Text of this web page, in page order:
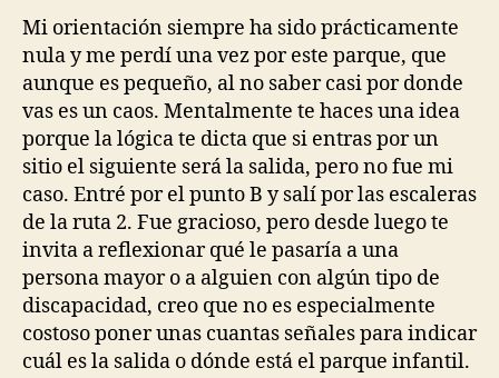
Mi orientación siempre ha sido prácticamente
nula y me perdí una vez por este parque, que
aunque es pequeño, al no saber casi por donde
vas es un caos. Mentalmente te haces una idea
porque la lógica te dicta que si entras por un
sitio el siguiente será la salida, pero no fue mi
caso. Entré por el punto B y salí por las escaleras
de la ruta 2. Fue gracioso, pero desde luego te
invita a reflexionar qué le pasaría a una
persona mayor o a alguien con algún tipo de
discapacidad, creo que no es especialmente
costoso poner unas cuantas señales para indicar
cuál es la salida o dónde está el parque infantil.